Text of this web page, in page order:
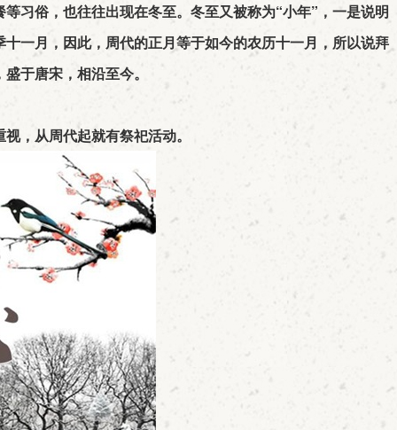
习俗，也往往出现在冬至。冬至又被称为“小年”，一是说明
一月，因此，周代的正月等于如今的农历十一月，所以说拜
于唐宋，相沿至今。
，从周代起就有祭祀活动。